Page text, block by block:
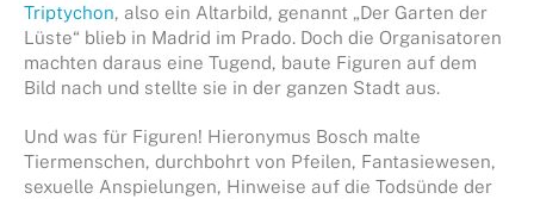
Triptychon, also ein Altarbild, genannt „Der Garten der
Lüste“ blieb in Madrid im Prado. Doch die Organisatoren
machten daraus eine Tugend, baute Figuren auf dem
Bild nach und stellte sie in der ganzen Stadt aus.
Und was für Figuren! Hieronymus Bosch malte
Tiermenschen, durchbohrt von Pfeilen, Fantasiewesen,
sexuelle Anspielungen, Hinweise auf die Todsünde der